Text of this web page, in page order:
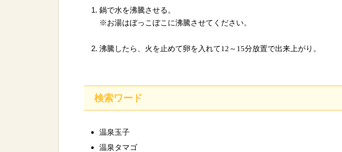
鍋で水を沸騰させる。
※お湯はぼっこぼこに沸騰させてください。
沸騰したら、火を止めて卵を入れて12～15分放置で出来上がり。
検索ワード
温泉玉子
温泉タマゴ